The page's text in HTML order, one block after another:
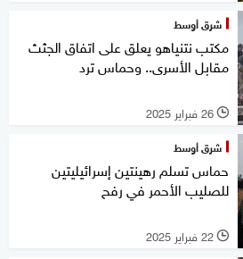
شرق أوسط
مكتب نتنياهو يعلق على اتفاق الجثث
مقابل الأسرى.. وحماس ترد
l 26 فبراير 2025
شرق أوسط
حماس تسلم رهينتين إسرائيليتين
للصليب الأحمر في رفح
l 22 فبراير 2025